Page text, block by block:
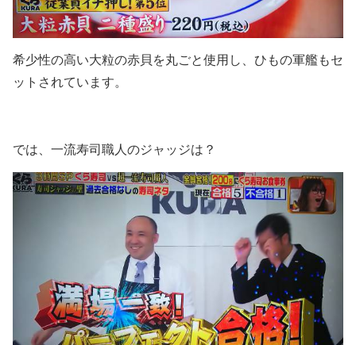
希少性の高い大粒の赤貝を丸ごと使用し、ひもの軍艦もセ
ットされています。
では、一流寿司職人のジャッジは？